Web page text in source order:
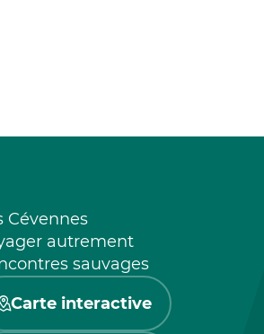
Cévennes
autrement
sauvages
Carte interactive